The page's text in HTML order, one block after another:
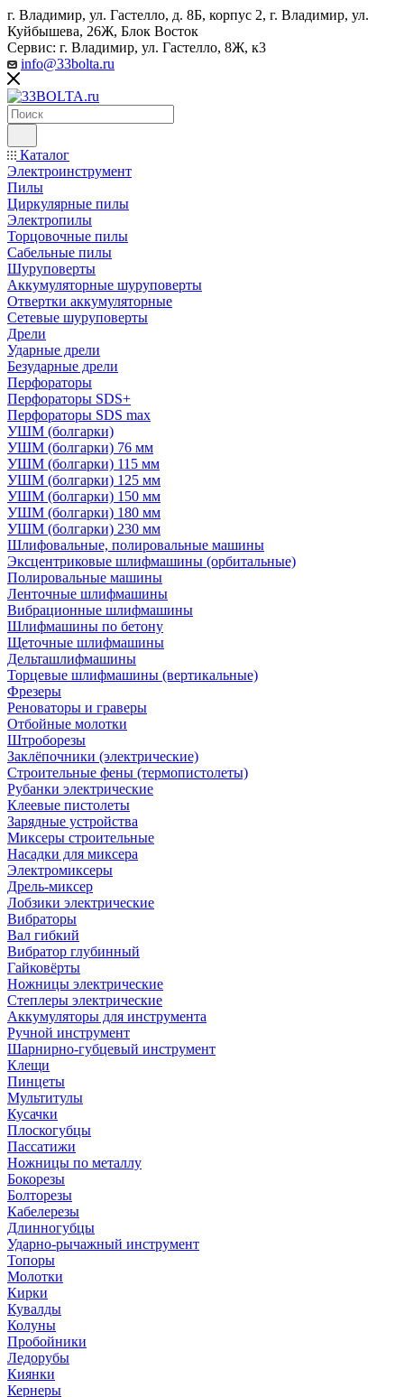
г. Владимир, ул. Гастелло, д. 8Б, корпус 2, г. Владимир, ул. ​
Куйбышева, 26Ж, Блок Восток
Сервис: г. Владимир, ул. Гастелло, 8Ж, к3
info@33bolta.ru
Каталог
Электроинструмент
Пилы
Циркулярные пилы
Электропилы
Торцовочные пилы
Сабельные пилы
Шуруповерты
Аккумуляторные шуруповерты
Отвертки аккумуляторные
Сетевые шуруповерты
Дрели
Ударные дрели
Безударные дрели
Перфораторы
Перфораторы SDS+
Перфораторы SDS max
УШМ (болгарки)
УШМ (болгарки) 76 мм
УШМ (болгарки) 115 мм
УШМ (болгарки) 125 мм
УШМ (болгарки) 150 мм
УШМ (болгарки) 180 мм
УШМ (болгарки) 230 мм
Шлифовальные, полировальные машины
Эксцентриковые шлифмашины (орбитальные)
Полировальные машины
Ленточные шлифмашины
Вибрационные шлифмашины
Шлифмашины по бетону
Щеточные шлифмашины
Дельташлифмашины
Торцевые шлифмашины (вертикальные)
Фрезеры
Реноваторы и граверы
Отбойные молотки
Штроборезы
Заклёпочники (электрические)
Строительные фены (термопистолеты)
Рубанки электрические
Клеевые пистолеты
Зарядные устройства
Миксеры строительные
Насадки для миксера
Электромиксеры
Дрель-миксер
Лобзики электрические
Вибраторы
Вал гибкий
Вибратор глубинный
Гайковёрты
Ножницы электрические
Степлеры электрические
Аккумуляторы для инструмента
Ручной инструмент
Шарнирно-губцевый инструмент
Клещи
Пинцеты
Мультитулы
Кусачки
Плоскогубцы
Пассатижи
Ножницы по металлу
Бокорезы
Болторезы
Кабелерезы
Длинногубцы
Ударно-рычажный инструмент
Топоры
Молотки
Кирки
Кувалды
Колуны
Пробойники
Ледорубы
Киянки
Кернеры